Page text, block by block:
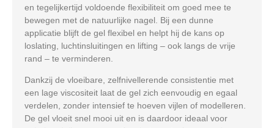
en tegelijkertijd voldoende flexibiliteit om goed mee te
bewegen met de natuurlijke nagel. Bij een dunne
applicatie blijft de gel flexibel en helpt hij de kans op
loslating, luchtinsluitingen en lifting – ook langs de vrije
rand – te verminderen.
Dankzij de vloeibare, zelfnivellerende consistentie met
een lage viscositeit laat de gel zich eenvoudig en egaal
verdelen, zonder intensief te hoeven vijlen of modelleren.
De gel vloeit snel mooi uit en is daardoor ideaal voor